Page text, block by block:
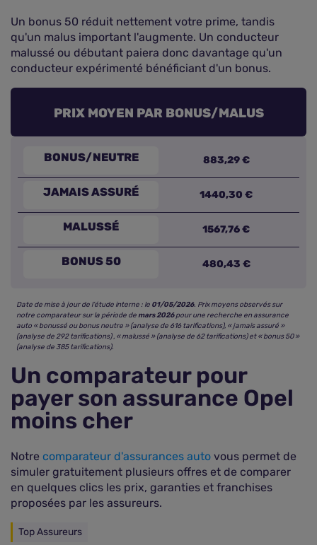
Un bonus 50 réduit nettement votre prime, tandis
qu'un malus important l'augmente. Un conducteur
malussé ou débutant paiera donc davantage qu'un
conducteur expérimenté bénéficiant d'un bonus.
PRIX MOYEN PAR BONUS/MALUS
883,29 €
JAMAIS ASSURÉ 1440,30 €
MALUSSÉ 1567,76 €
BONUS 50 480,43 €
Date de mise à jour de l’étude interne : le 01/05/2026. Prix moyens observés sur
notre comparateur sur la période demars 2026pour une recherche en assurance
auto « bonussé ou bonus neutre » (analyse de 616 tarifications), « jamais assuré »
(analyse de 292 tarifications) , « malussé » (analyse de 62 tarifications) et « bonus 50 »
(analyse de 385 tarifications).
Un comparateur pour
payer son assurance Opel
moins cher
Notre comparateur d'assurances auto vous permet de
simuler gratuitement plusieurs offres et de comparer
en quelques clics les prix, garanties et franchises
proposées par les assureurs.
Top Assureurs